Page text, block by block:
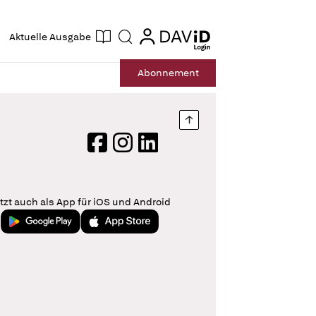
Aktuelle Ausgabe Suche login
login
Abonnement
Nach oben springen
FacebookInstagram
LinkedIn
auch als App für iOS und Android
Jetzt bei Google PlayLaden im App Store